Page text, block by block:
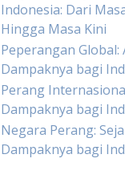
Indonesia: Dari
Hingga Masa Kini
Peperangan Global:
Dampaknya bagi
Perang
Dampaknya bagi
Negara Perang:
Dampaknya bagi